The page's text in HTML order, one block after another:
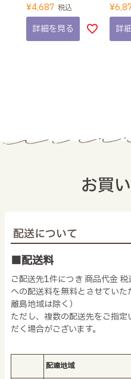
¥4,687 税込
詳細を見る
¥
詳
お買
配送について
■配送料
ご配送先1件につき 商品代金
への配送料を無料とさせてい
離島地域は除く）
ただし、複数の配送先をご指
だく場合がございます。
配達地域